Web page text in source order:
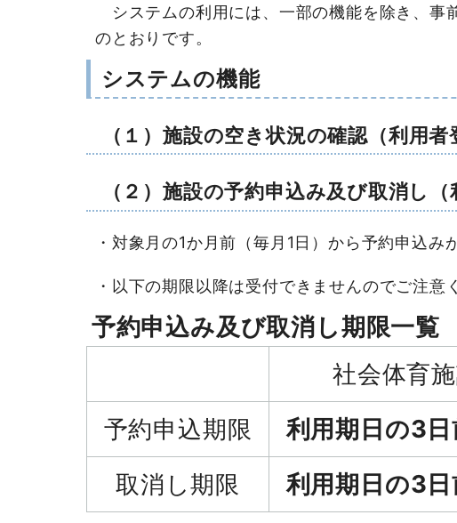
システムの利用には、一部の機能を除き、事
のとおりです。
システムの機能
（１）施設の空き状況の確認（利用者
（２）施設の予約申込み及び取消し
・対象月の1か月前（毎月1日）から予約申込み
・以下の期限以降は受付できませんのでご注意
予約申込み及び取消し期限一覧
社会体育
予約申込期限
利用期日の3
取消し期限
利用期日の3